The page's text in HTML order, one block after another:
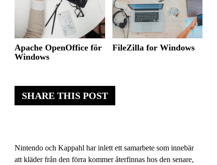
SHARE THIS POST
Nintendo och Kappahl har inlett ett samarbete som innebär
att kläder från den förra kommer återfinnas hos den senare,
Apache OpenOffice för
Windows
FileZilla for Windows